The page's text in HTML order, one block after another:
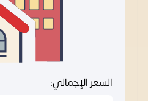
السعر الإجمالي: